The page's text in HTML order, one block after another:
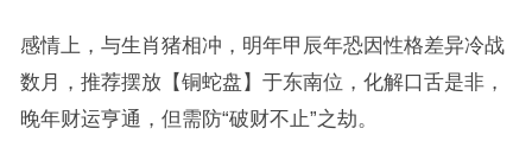
感情上，与生肖猪相冲，明年甲辰年恐因性格差异冷战
数月，推荐摆放【铜蛇盘】于东南位，化解口舌是非，
晚年财运亨通，但需防“破财不止”之劫。